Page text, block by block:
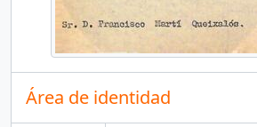
Área de identidad